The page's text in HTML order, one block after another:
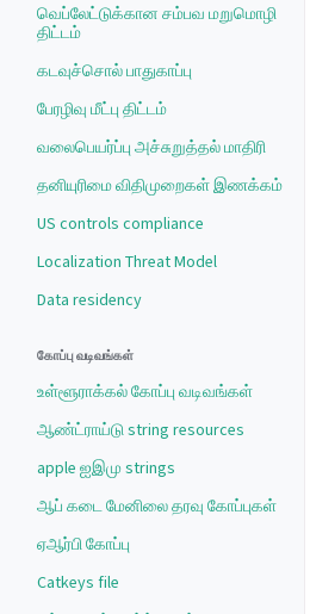
வெப்லேட்டுக்கான சம்பவ மறுமொழி
திட்டம்
கடவுச்சொல் பாதுகாப்பு
பேரழிவு மீட்பு திட்டம்
வலைபெயர்ப்பு அச்சுறுத்தல் மாதிரி
தனியுரிமை விதிமுறைகள் இணக்கம்
US controls compliance
Localization Threat Model
Data residency
கோப்பு வடிவங்கள்
உள்ளூராக்கல் கோப்பு வடிவங்கள்
ஆண்ட்ராய்டு string resources
apple ஐஇமு strings
ஆப் கடை மேனிலை தரவு கோப்புகள்
ஏஆர்பி கோப்பு
Catkeys file